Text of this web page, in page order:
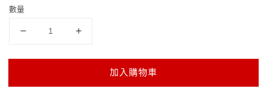
數量
加入購物車